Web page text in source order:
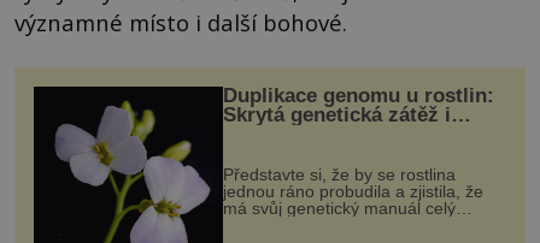
významné místo i další bohové.
Duplikace genomu u rostlin:
Skrytá genetická zátěž i
Představte si, že by se rostlina
jednou ráno probudila a zjistila, že
má svůj genetický manuál celý